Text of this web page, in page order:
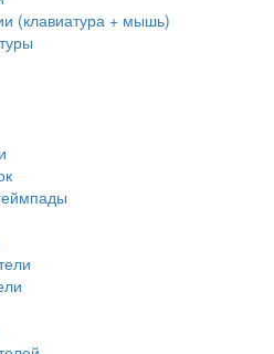
(клавиатура + мышь)